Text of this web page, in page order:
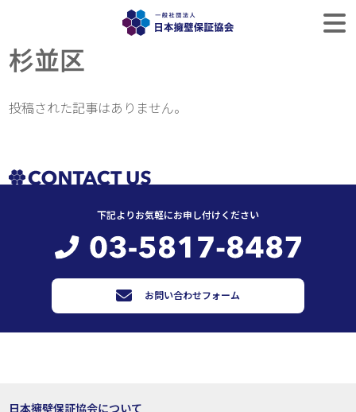
杉並区
投稿された記事はありません。
下記よりお気軽にお申し付けください
お問い合わせフォーム
日本擁壁保証協会について